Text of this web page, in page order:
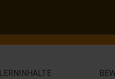
LERNINHALTE